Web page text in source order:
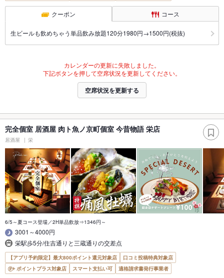
クーポン コース
生ビールも飲めちゃう単品飲み放題120分1980円→1500円(税抜)
カレンダーの更新に失敗しました。
下記ボタンを押して空席状況を更新してください。
空席状況を更新する
完全個室 居酒屋 肉ト魚ノ京町個室 今昔物語 栄店
居酒屋 栄
6/5～夏コース登場／2H単品飲放⇒1346円～
3001～4000円
栄駅歩5分/住吉通りと三蔵通りの交差点
【アプリ予約限定】最大800ポイント還元対象店
口コミ投稿特典対象店
ポイントプラス対象店
スマート支払い可 適格請求書発行事業者